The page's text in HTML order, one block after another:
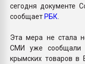
сегодня документе
сообщаетРБК
Эта мера не стала
СМИ уже сообщали
крымских товаров в